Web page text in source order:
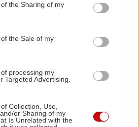
or usage behaviour. You may click to
to Google and its third-party tags to
specified purposes in below Google
the Sharing of my
the Sale of my
processing my
Targeted Advertising.
Collection, Use,
or Sharing of my
Is Unrelated with the
και ζωντανές ηχογραφήσεις
στο ντοκιμαντέρ
πρώτη φορά δύο πολύτιμες
της Κάλλας: μία από το
από τους
Πετσάλη-Διομήδη και τον